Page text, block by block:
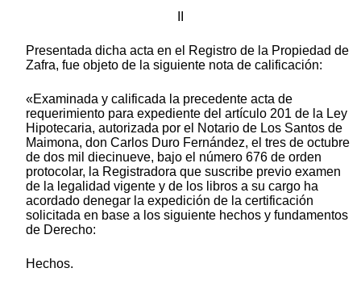
Presentada dicha acta en el Registro de la Propiedad de
Zafra, fue objeto de la siguiente nota de calificación:
«Examinada y calificada la precedente acta de
requerimiento para expediente del artículo 201 de la Ley
Hipotecaria, autorizada por el Notario de Los Santos de
Maimona, don Carlos Duro Fernández, el tres de octubre
de dos mil diecinueve, bajo el número 676 de orden
protocolar, la Registradora que suscribe previo examen
de la legalidad vigente y de los libros a su cargo ha
acordado denegar la expedición de la certificación
solicitada en base a los siguiente hechos y fundamentos
de Derecho:
Hechos.